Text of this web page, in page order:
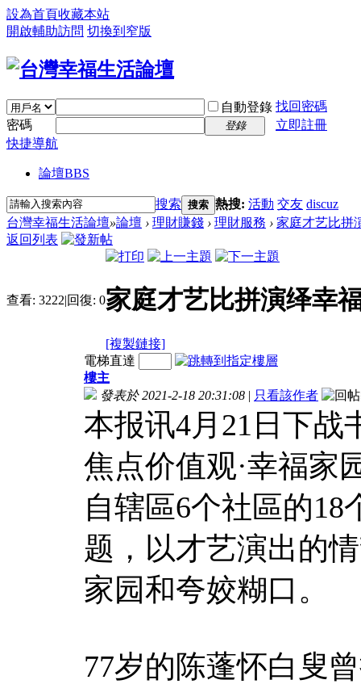
設為首頁收藏本站
開啟輔助訪問 切換到窄版
自動登錄 找回密碼
密碼
登錄
立即註冊
快捷導航
論壇BBS
搜索 搜索 熱搜: 活動 交友 discuz
台灣幸福生活論壇»論壇 › 理財賺錢 › 理財服務 › 家庭才艺比拼
返回列表
查看: 3222|回復: 0家庭才艺比拼演绎幸
[複製鏈接]
電梯直達
樓主
發表於 2021-2-18 20:31:08 | 只看該作者
本报讯4月21日下战
焦点价值观·幸福家
自辖區6个社區的18
题，以才艺演出的
家园和夸姣糊口。
77岁的陈蓬怀白叟